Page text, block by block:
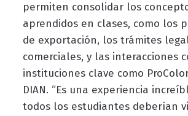
permiten consolidar los
aprendidos en clases, como los
de exportación, los trámites
comerciales, y las interacciones
instituciones clave como
DIAN. “Es una experiencia
todos los estudiantes deberían